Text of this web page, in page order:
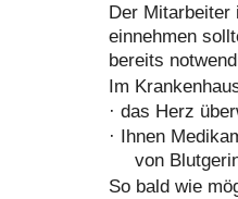
Der Mitarbeiter
einnehmen
bereits
Im
· das Herz
· Ihnen
von
So bald wie